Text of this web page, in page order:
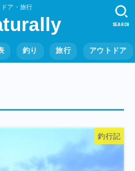
ア・旅行
釣り 旅行 アウトドア
SEARCH
釣行記